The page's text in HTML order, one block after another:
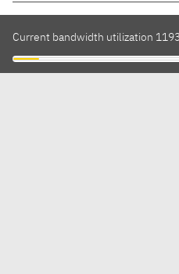
Current bandwidth utilization